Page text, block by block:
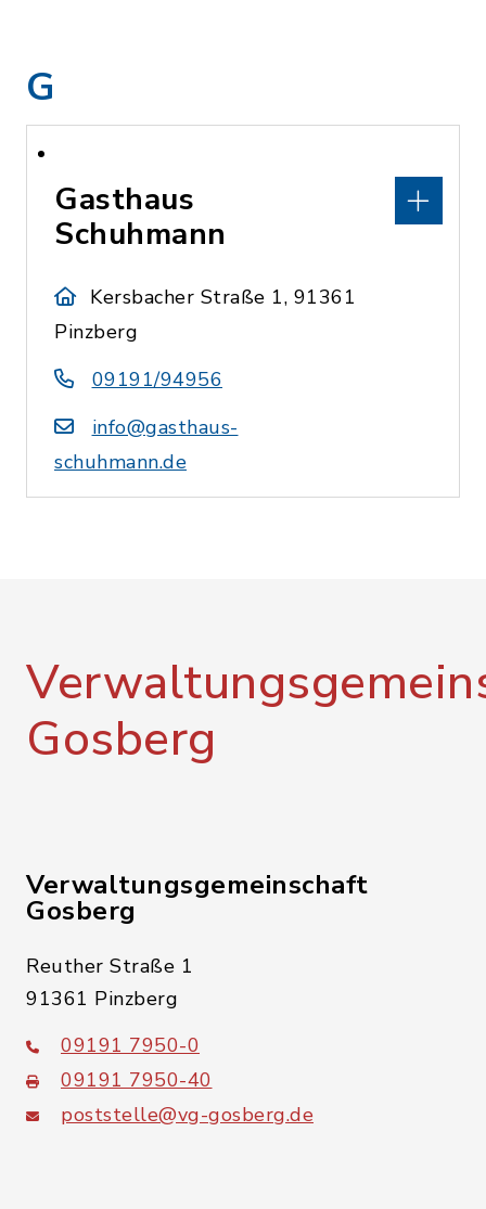
G
Gasthaus
Schuhmann
Kersbacher Straße 1, 91361
Pinzberg
09191/94956
info@gasthaus-
schuhmann.de
Gosberg
Verwaltungsgemeinschaft
Gosberg
Reuther Straße 1
91361 Pinzberg
09191 7950-0
09191 7950-40
poststelle@vg-gosberg.de